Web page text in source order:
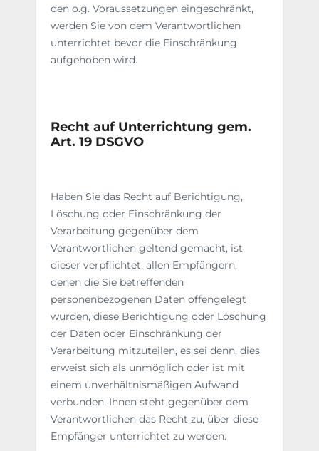
den o.g. Voraussetzungen eingeschränkt,
werden Sie von dem Verantwortlichen
unterrichtet bevor die Einschränkung
aufgehoben wird.
Recht auf Unterrichtung gem.
Art. 19 DSGVO
Haben Sie das Recht auf Berichtigung,
Löschung oder Einschränkung der
Verarbeitung gegenüber dem
Verantwortlichen geltend gemacht, ist
dieser verpflichtet, allen Empfängern,
denen die Sie betreffenden
personenbezogenen Daten offengelegt
wurden, diese Berichtigung oder Löschung
der Daten oder Einschränkung der
Verarbeitung mitzuteilen, es sei denn, dies
erweist sich als unmöglich oder ist mit
einem unverhältnismäßigen Aufwand
verbunden. Ihnen steht gegenüber dem
Verantwortlichen das Recht zu, über diese
Empfänger unterrichtet zu werden.